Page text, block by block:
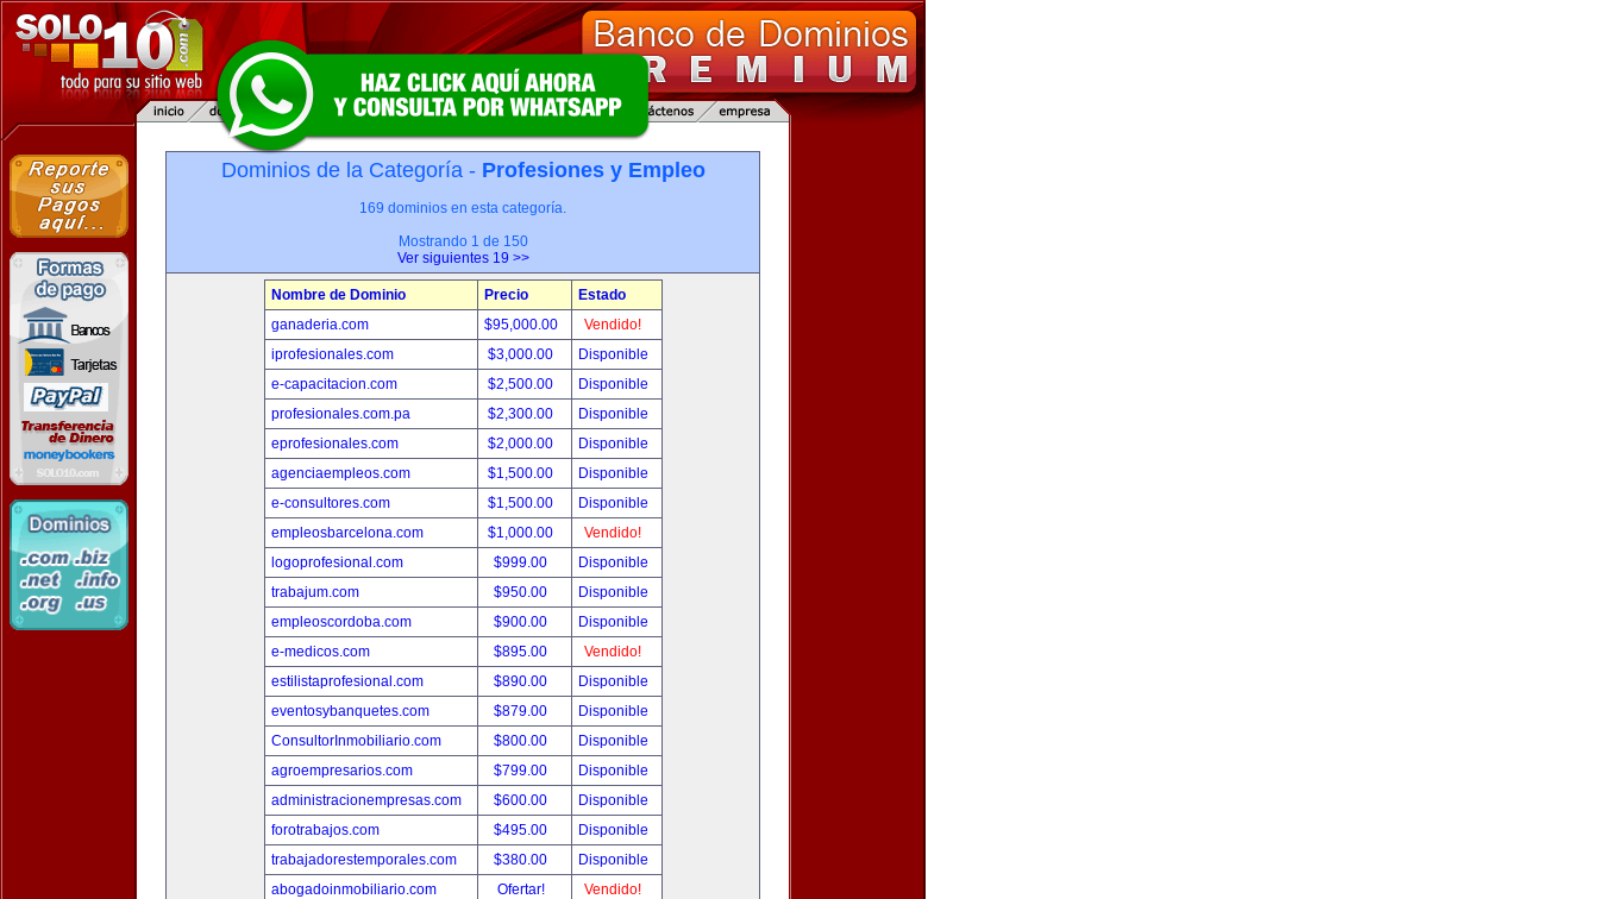
Dominios de la Categoría - Profesiones y Empleo
169 dominios en esta categoría.
Mostrando 1 de 150
Ver siguientes 19 >>
Nombre de Dominio Precio
Estado
ganaderia.com
$95,000.00
Vendido!
iprofesionales.com
$3,000.00
Disponible
e-capacitacion.com
$2,500.00
Disponible
profesionales.com.pa
$2,300.00
Disponible
eprofesionales.com
$2,000.00
Disponible
agenciaempleos.com
$1,500.00
Disponible
e-consultores.com
$1,500.00
Disponible
empleosbarcelona.com
$1,000.00
Vendido!
logoprofesional.com
$999.00
Disponible
trabajum.com
$950.00
Disponible
empleoscordoba.com
$900.00
Disponible
e-medicos.com
$895.00
Vendido!
estilistaprofesional.com
$890.00
Disponible
eventosybanquetes.com
$879.00
Disponible
ConsultorInmobiliario.com
$800.00
Disponible
agroempresarios.com
$799.00
Disponible
administracionempresas.com
$600.00
Disponible
forotrabajos.com
$495.00
Disponible
trabajadorestemporales.com
$380.00
Disponible
abogadoinmobiliario.com
Ofertar!
Vendido!